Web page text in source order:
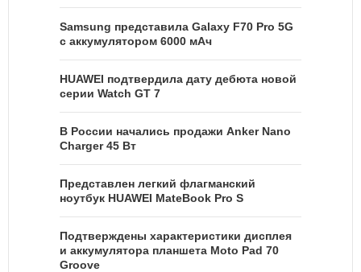
Samsung представила Galaxy F70 Pro 5G
с аккумулятором 6000 мАч
HUAWEI подтвердила дату дебюта новой
серии Watch GT 7
В России начались продажи Anker Nano
Charger 45 Вт
Представлен легкий флагманский
ноутбук HUAWEI MateBook Pro S
Подтверждены характеристики дисплея
и аккумулятора планшета Moto Pad 70
Groove